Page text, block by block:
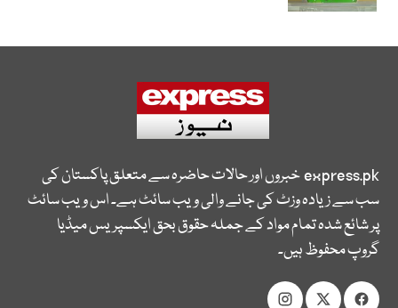
express.pkخبروں اور حالات حاضرہ سے متعلق پاکستان کی
سب سے زیادہ وزٹ کی جانے والی ویب سائٹ ہے۔ اس ویب سائٹ
پر شائع شدہ تمام مواد کے جملہ حقوق بحق ایکسپریس میڈیا
گروپ محفوظ ہیں۔